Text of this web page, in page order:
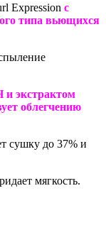
Expression с
типа вьющихся
и экстрактом
облегчению
сушку до 37% и
мягкость.